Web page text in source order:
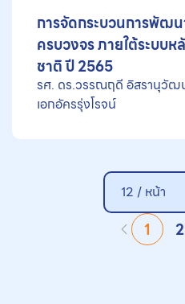
การจัดกระบวนการพัฒ
ครบวงจร ภายใต้ระบบ
ชาติ ปี 2565
รศ. ดร.วรรณฤดี อิสรานุวัฒ
เอกอัครรุ่งโรจน์
12 / หน้า
1 2